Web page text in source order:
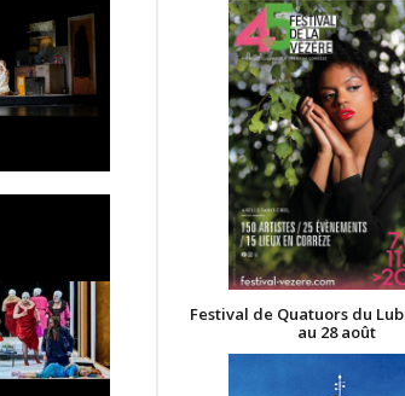
Festival de Quatuors du
au 28 août